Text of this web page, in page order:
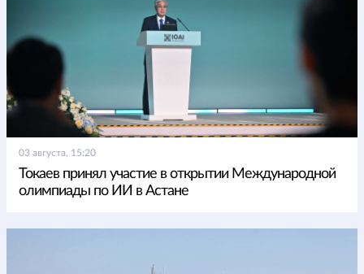
03 августа, 15:20
Токаев принял участие в открытии Международной
олимпиады по ИИ в Астане